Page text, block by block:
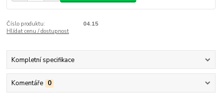
Číslo produktu:
04.15
Hlídat cenu / dostupnost
Kompletní specifikace
Komentáře 0